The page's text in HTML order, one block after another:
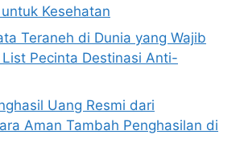
Kesehatan
Teraneh di Dunia yang Wajib
Pecinta Destinasi Anti-
Uang Resmi dari
Aman Tambah Penghasilan di